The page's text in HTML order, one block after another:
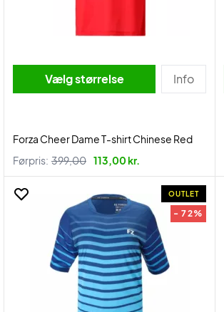
Vælg størrelse Info
Forza Cheer Dame T-shirt Chinese Red
Førpris: 399,00 113,00 kr.
OUTLET
- 72%